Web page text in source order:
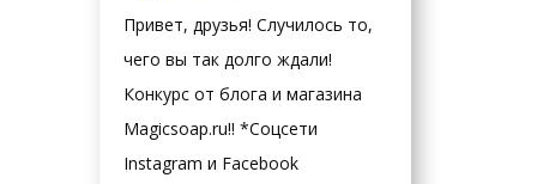
Привет, друзья! Случилось то,
чего вы так долго ждали!
Конкурс от блога и магазина
Magicsoap.ru!! *Соцсети
Instagram и Facebook